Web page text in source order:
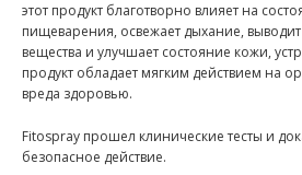
этот продукт благотворно влияет на
пищеварения, освежает дыхание,
вещества и улучшает состояние кожи,
продукт обладает мягким действием на
вреда здоровью.
Fitospray прошел клинические тесты и
безопасное действие.